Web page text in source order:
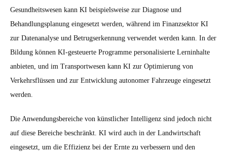
Gesundheitswesen kann KI beispielsweise zur Diagnose und
Behandlungsplanung eingesetzt werden, während im Finanzsektor KI
zur Datenanalyse und Betrugserkennung verwendet werden kann. In der
Bildung können KI-gesteuerte Programme personalisierte Lerninhalte
anbieten, und im Transportwesen kann KI zur Optimierung von
Verkehrsflüssen und zur Entwicklung autonomer Fahrzeuge eingesetzt
werden.
Die Anwendungsbereiche von künstlicher Intelligenz sind jedoch nicht
auf diese Bereiche beschränkt. KI wird auch in der Landwirtschaft
eingesetzt, um die Effizienz bei der Ernte zu verbessern und den